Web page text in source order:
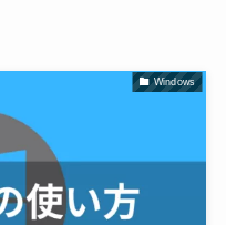
Windows